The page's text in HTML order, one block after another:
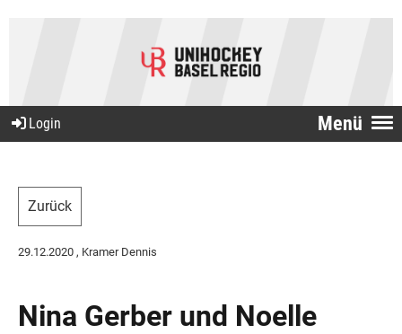
Menü
Login
Zurück
29.12.2020 , Kramer Dennis
Nina Gerber und Noelle